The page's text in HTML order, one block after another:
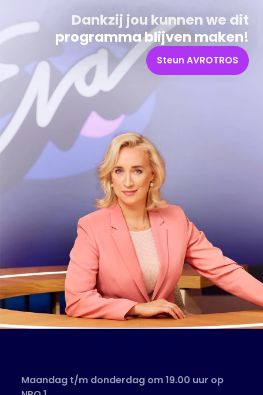
Dankzij jou kunnen we dit
programma blijven maken!
Steun AVROTROS
Maandag t/m donderdag om 19.00 uur op